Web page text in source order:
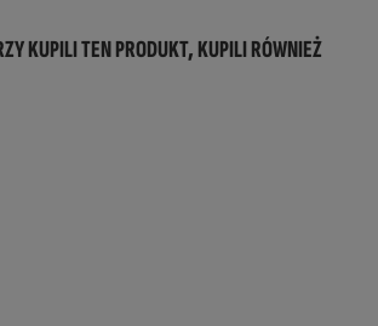
KUPILI TEN PRODUKT, KUPILI RÓWNIEŻ